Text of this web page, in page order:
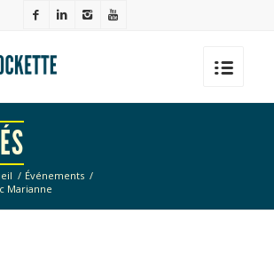
/ Événements /
Marianne